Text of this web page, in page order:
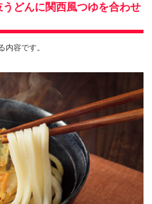
どんに関西風つゆを合わせ
容です。